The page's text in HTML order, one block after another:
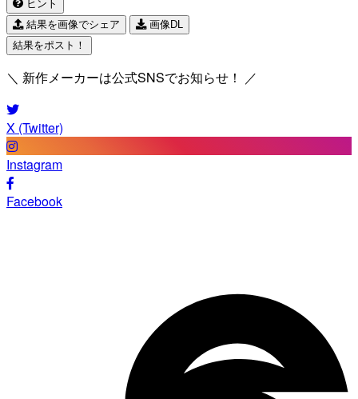
ヒント
結果を画像でシェア
画像DL
結果をポスト！
＼ 新作メーカーは公式SNSでお知らせ！ ／
X (Twitter)
Instagram
Facebook